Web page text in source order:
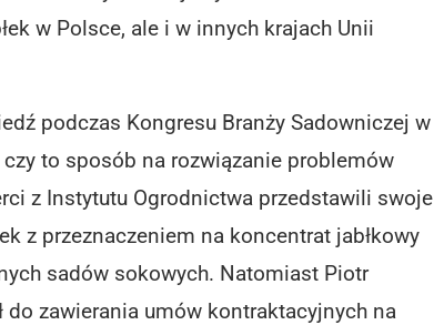
w Polsce, ale i w innych krajach Unii
podczas Kongresu Branży Sadowniczej w
to sposób na rozwiązanie problemów
z Instytutu Ogrodnictwa przedstawili swoje
z przeznaczeniem na koncentrat jabłkowy
sadów sokowych. Natomiast Piotr
do zawierania umów kontraktacyjnych na